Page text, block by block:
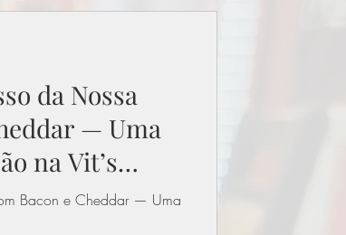
da Nossa
— Uma
na Vit’s
Bacon e Cheddar — Uma